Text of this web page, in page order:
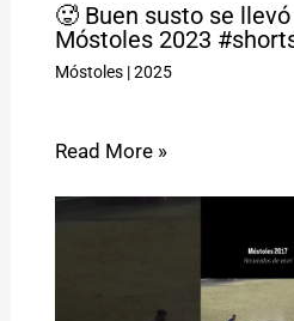
🥵 Buen susto se
Móstoles 2023
Móstoles|2025
Read More »